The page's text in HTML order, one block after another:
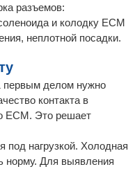
разъемов:
и колодку ECM
неплотной посадки.
первым делом нужно
контакта в
ECM. Это решает
под нагрузкой. Холодная
норму. Для выявления